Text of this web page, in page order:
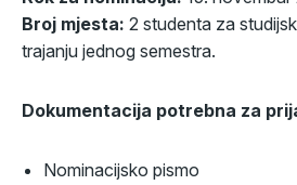
Broj mjesta: 2 studenta za
trajanju jednog semestra.
Dokumentacija potrebna za
Nominacijsko pismo